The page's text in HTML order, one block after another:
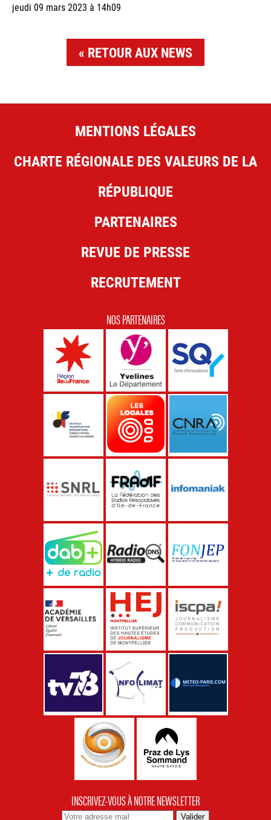
jeudi 09 mars 2023 à 14h09
RETOUR AUX NEWS
MENTIONS LÉGALES
CHARTE RÉGIONALE DES VALEURS DE LA
RÉPUBLIQUE
PARTENAIRES
REVUE DE PRESSE
RECRUTEMENT
NOS PARTENAIRES
INSCRIVEZ-VOUS À NOTRE NEWSLETTER